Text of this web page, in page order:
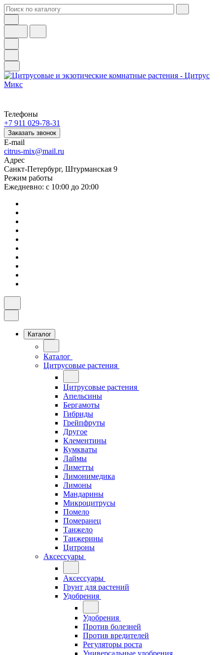
Телефоны
+7 911 029-78-31
Заказать звонок
E-mail
citrus-mix@mail.ru
Адрес
Санкт-Петербург, Штурманская 9
Режим работы
Ежедневно: с 10:00 до 20:00
Каталог
Каталог
Цитрусовые растения
Цитрусовые растения
Апельсины
Бергамоты
Гибриды
Грейпфруты
Другое
Клементины
Кумкваты
Лаймы
Лиметты
Лимонимедика
Лимоны
Мандарины
Микроцитрусы
Помело
Померанец
Танжело
Танжерины
Цитроны
Аксессуары
Аксессуары
Грунт для растений
Удобрения
Удобрения
Против болезней
Против вредителей
Регуляторы роста
Универсальные удобрения